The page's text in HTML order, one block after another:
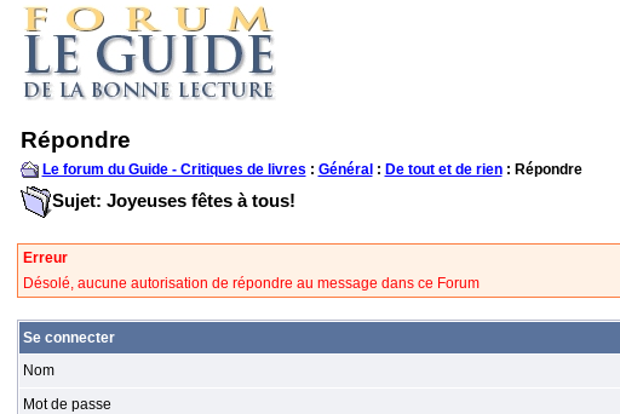
Répondre
Le forum du Guide - Critiques de livres : Général : De tout et de rien: Répondre
Sujet: Joyeuses fêtes à tous!
Erreur
Désolé, aucune autorisation de répondre au message dans ce Forum
Se connecter
Nom
Mot de passe